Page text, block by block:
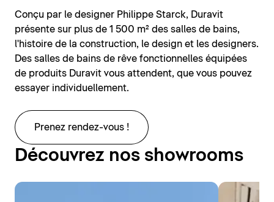
Conçu par le designer Philippe Starck, Duravit
présente sur plus de 1 500 m² des salles de bains,
l'histoire de la construction, le design et les designers.
Des salles de bains de rêve fonctionnelles équipées
de produits Duravit vous attendent, que vous pouvez
essayer individuellement.
Prenez rendez-vous !
Découvrez nos showrooms